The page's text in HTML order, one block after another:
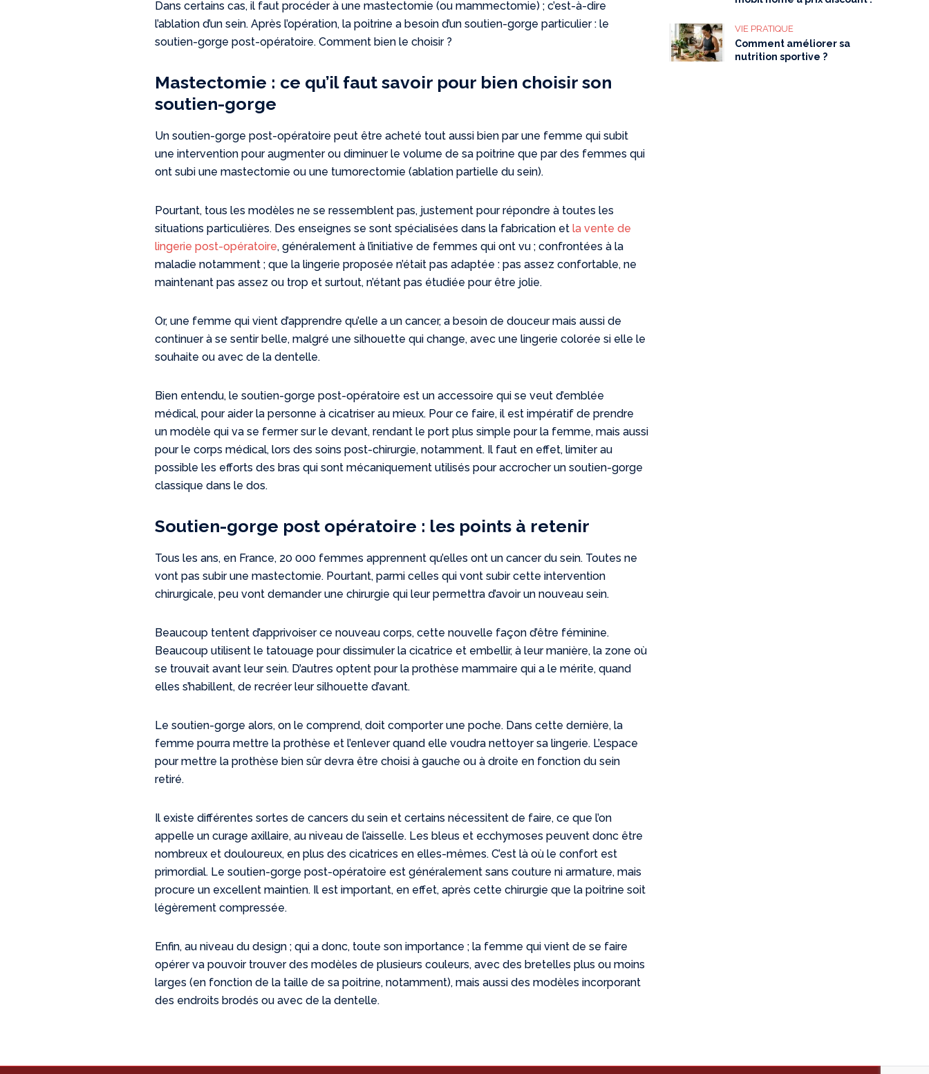
Dans certains cas, il faut procéder à une mastectomie (ou mammectomie) ; c’est-à-dire
l’ablation d’un sein. Après l’opération, la poitrine a besoin d’un soutien-gorge particulier : le
soutien-gorge post-opératoire. Comment bien le choisir ?
Mastectomie : ce qu’il faut savoir pour bien choisir son
soutien-gorge
Un soutien-gorge post-opératoire peut être acheté tout aussi bien par une femme qui subit
une intervention pour augmenter ou diminuer le volume de sa poitrine que par des femmes qui
ont subi une mastectomie ou une tumorectomie (ablation partielle du sein).
Pourtant, tous les modèles ne se ressemblent pas, justement pour répondre à toutes les
situations particulières. Des enseignes se sont spécialisées dans la fabrication etla vente de
lingerie post-opératoire, généralement à l’initiative de femmes qui ont vu ; confrontées à la
maladie notamment ; que la lingerie proposée n’était pas adaptée : pas assez confortable, ne
maintenant pas assez ou trop et surtout, n’étant pas étudiée pour être jolie.
Or, une femme qui vient d’apprendre qu’elle a un cancer, a besoin de douceur mais aussi de
continuer à se sentir belle, malgré une silhouette qui change, avec une lingerie colorée si elle le
souhaite ou avec de la dentelle.
Bien entendu, le soutien-gorge post-opératoire est un accessoire qui se veut d’emblée
médical, pour aider la personne à cicatriser au mieux. Pour ce faire, il est impératif de prendre
un modèle qui va se fermer sur le devant, rendant le port plus simple pour la femme, mais aussi
pour le corps médical, lors des soins post-chirurgie, notamment. Il faut en effet, limiter au
possible les efforts des bras qui sont mécaniquement utilisés pour accrocher un soutien-gorge
classique dans le dos.
Soutien-gorge post opératoire : les points à retenir
Tous les ans, en France, 20 000 femmes apprennent qu’elles ont un cancer du sein. Toutes ne
vont pas subir une mastectomie. Pourtant, parmi celles qui vont subir cette intervention
chirurgicale, peu vont demander une chirurgie qui leur permettra d’avoir un nouveau sein.
Beaucoup tentent d’apprivoiser ce nouveau corps, cette nouvelle façon d’être féminine.
Beaucoup utilisent le tatouage pour dissimuler la cicatrice et embellir, à leur manière, la zone où
se trouvait avant leur sein. D’autres optent pour la prothèse mammaire qui a le mérite, quand
elles s’habillent, de recréer leur silhouette d’avant.
Le soutien-gorge alors, on le comprend, doit comporter une poche. Dans cette dernière, la
femme pourra mettre la prothèse et l’enlever quand elle voudra nettoyer sa lingerie. L’espace
pour mettre la prothèse bien sûr devra être choisi à gauche ou à droite en fonction du sein
retiré.
Il existe différentes sortes de cancers du sein et certains nécessitent de faire, ce que l’on
appelle un curage axillaire, au niveau de l’aisselle. Les bleus et ecchymoses peuvent donc être
nombreux et douloureux, en plus des cicatrices en elles-mêmes. C’est là où le confort est
primordial. Le soutien-gorge post-opératoire est généralement sans couture ni armature, mais
procure un excellent maintien. Il est important, en effet, après cette chirurgie que la poitrine soit
légèrement compressée.
Enfin, au niveau du design ; qui a donc, toute son importance ; la femme qui vient de se faire
opérer va pouvoir trouver des modèles de plusieurs couleurs, avec des bretelles plus ou moins
larges (en fonction de la taille de sa poitrine, notamment), mais aussi des modèles incorporant
des endroits brodés ou avec de la dentelle.
VIE PRATIQUE
Comment améliorer sa
nutrition sportive ?